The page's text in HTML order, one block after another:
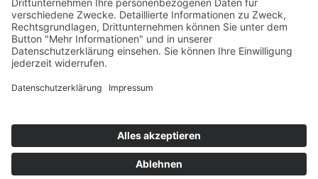
Kontakt Newsletter